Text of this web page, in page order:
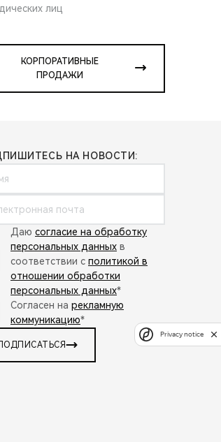
лиц
КОРПОРАТИВНЫЕ
ПРОДАЖИ
НА НОВОСТИ:
Даю согласие на обработку
персональных данных в
соответствии с политикой в
отношении обработки
персональных данных*
Согласен на рекламную
коммуникацию*
ПОДПИСАТЬСЯ
Privacy notice